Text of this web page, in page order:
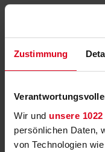
Zustimmung
Wir und unsere
persönlichen Daten,
von Technologien
(Geb. Endlein)
Todesanzeige
*21.03.1939
†20.04.2026